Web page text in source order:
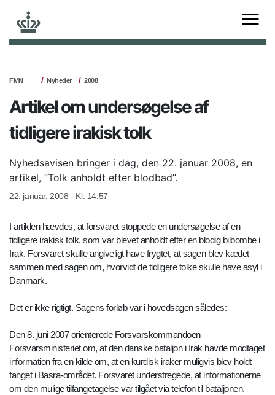
FMN Nyheder 2008
Artikel om undersøgelse af
tidligere irakisk tolk
Nyhedsavisen bringer i dag, den 22. januar 2008, en
artikel, ”Tolk anholdt efter blodbad”.
22. januar, 2008 - Kl. 14.57
I artiklen hævdes, at forsvaret stoppede en undersøgelse af en
tidligere irakisk tolk, som var blevet anholdt efter en blodig bilbombe i
Irak. Forsvaret skulle angiveligt have frygtet, at sagen blev kædet
sammen med sagen om, hvorvidt de tidligere tolke skulle have asyl i
Danmark.
Det er ikke rigtigt. Sagens forløb var i hovedsagen således:
Den 8. juni 2007 orienterede Forsvarskommandoen
Forsvarsministeriet om, at den danske bataljon i Irak havde modtaget
information fra en kilde om, at en kurdisk iraker muligvis blev holdt
fanget i Basra-området. Forsvaret understregede, at informationerne
om den mulige tilfangetagelse var tilgået via telefon til bataljonen,